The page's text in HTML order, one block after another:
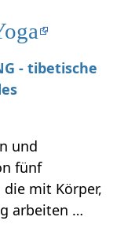
- tibetische
und
fünf
mit Körper,
arbeiten …